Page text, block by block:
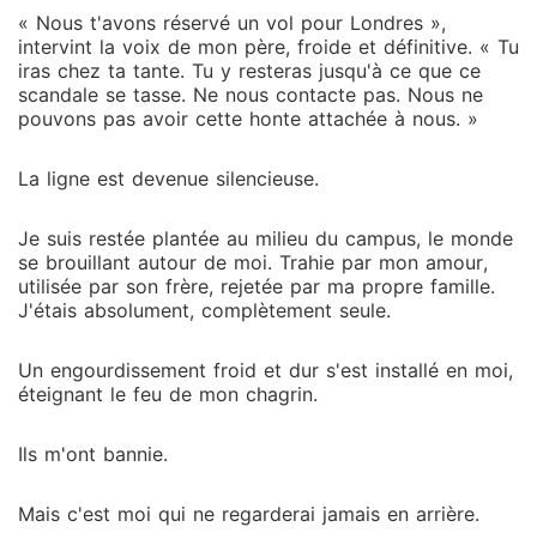
« Nous t'avons réservé un vol pour Londres »,
intervint la voix de mon père, froide et définitive. « Tu
iras chez ta tante. Tu y resteras jusqu'à ce que ce
scandale se tasse. Ne nous contacte pas. Nous ne
pouvons pas avoir cette honte attachée à nous. »
La ligne est devenue silencieuse.
Je suis restée plantée au milieu du campus, le monde
se brouillant autour de moi. Trahie par mon amour,
utilisée par son frère, rejetée par ma propre famille.
J'étais absolument, complètement seule.
Un engourdissement froid et dur s'est installé en moi,
éteignant le feu de mon chagrin.
Ils m'ont bannie.
Mais c'est moi qui ne regarderai jamais en arrière.